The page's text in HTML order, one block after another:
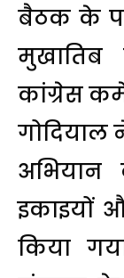
बैठक के
मुखातिब
कांग्रेस
गोदियाल
इकाइयों
किया